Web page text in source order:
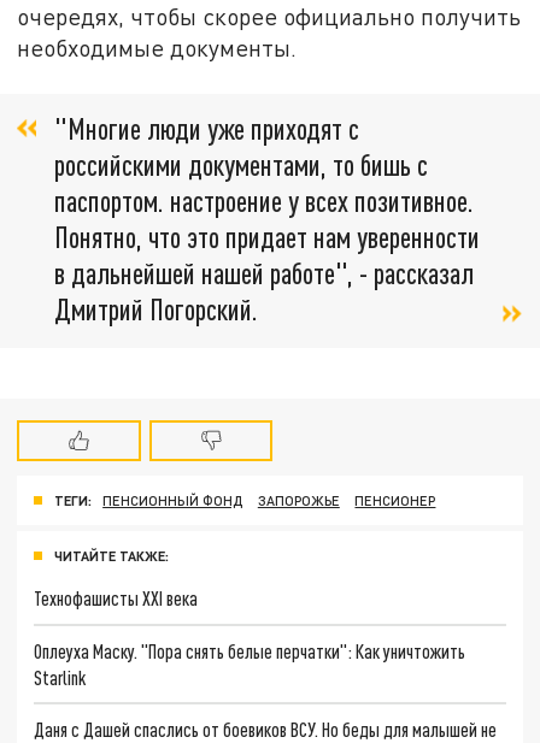
очередях, чтобы скорее официально получить
необходимые документы.
"Многие люди уже приходят с
российскими документами, то бишь с
паспортом. настроение у всех позитивное.
Понятно, что это придает нам уверенности
в дальнейшей нашей работе", - рассказал
Дмитрий Погорский.
ТЕГИ: ПЕНСИОННЫЙ ФОНД ЗАПОРОЖЬЕ ПЕНСИОНЕР
ЧИТАЙТЕ ТАКЖЕ:
Технофашисты XXI века
Оплеуха Маску. "Пора снять белые перчатки": Как уничтожить
Starlink
Даня с Дашей спаслись от боевиков ВСУ. Но беды для малышей не